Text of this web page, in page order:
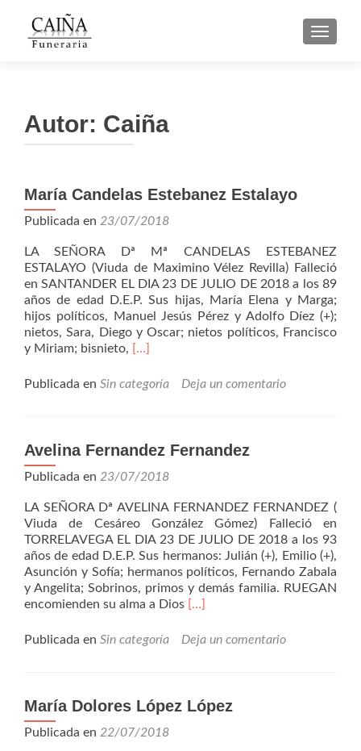
Autor: Caiña
María Candelas Estebanez Estalayo
Publicada en 23/07/2018
LA SEÑORA Dª Mª CANDELAS ESTEBANEZ
ESTALAYO (Viuda de Maximino Vélez Revilla) Falleció
en SANTANDER EL DIA 23 DE JULIO DE 2018 a los 89
años de edad D.E.P. Sus hijas, María Elena y Marga;
hijos políticos, Manuel Jesús Pérez y Adolfo Díez (+);
nietos, Sara, Diego y Oscar; nietos políticos, Francisco
y Miriam; bisnieto, Leer
Candelas
[…]
Publicada en Sin categoría Deja un comentario
Avelina Fernandez Fernandez
Publicada en 23/07/2018
LA SEÑORA Dª AVELINA FERNANDEZ FERNANDEZ (
Viuda de Cesáreo González Gómez) Falleció en
TORRELAVEGA EL DIA 23 DE JULIO DE 2018 a los 93
años de edad D.E.P. Sus hermanos: Julián (+), Emilio (+),
Asunción y Sofía; hermanos políticos, Fernando Zabala
y Angelita; Sobrinos, primos y demás familia. RUEGAN
encomienden su alma a Dios Leer
Fernandez
[…]
Publicada en Sin categoría Deja un comentario
María Dolores López López
Publicada en 22/07/2018
Navegación
de
entradas